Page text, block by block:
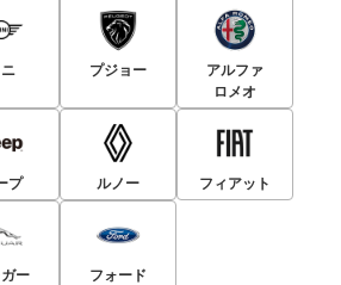
ニ プジョー
アルファ
ロメオ
プ ルノー フィアット
ー フォード